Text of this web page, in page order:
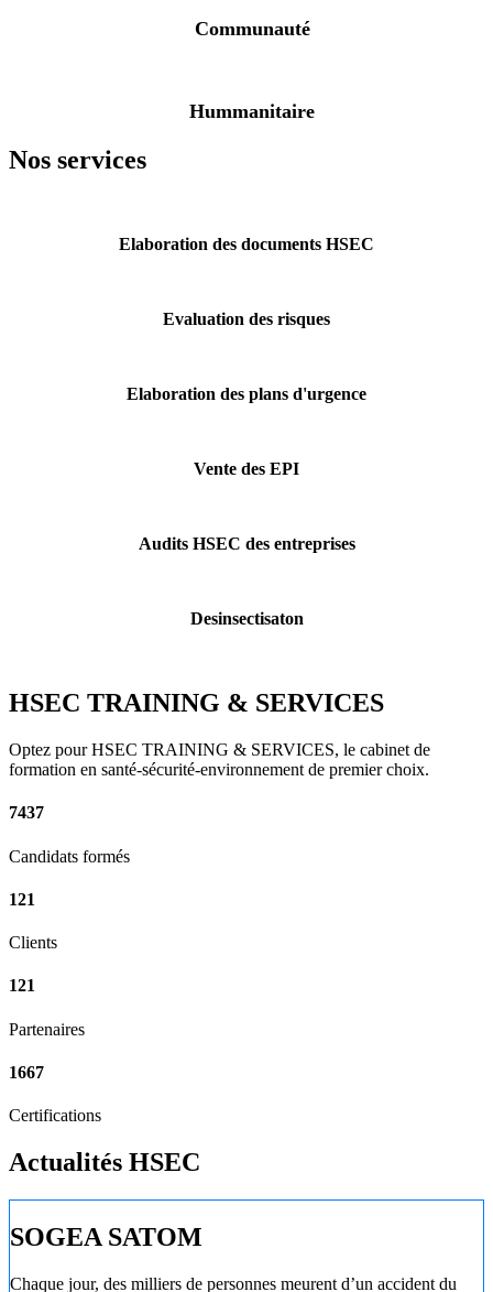
Communauté
Hummanitaire
Nos services
Elaboration des documents HSEC
Evaluation des risques
Elaboration des plans d'urgence
Vente des EPI
Audits HSEC des entreprises
Desinsectisaton
HSEC TRAINING & SERVICES
Optez pour HSEC TRAINING & SERVICES, le cabinet de
formation en santé-sécurité-environnement de premier choix.
7437
Candidats formés
121
Clients
121
Partenaires
1667
Certifications
Actualités HSEC
SOGEA SATOM
Chaque jour, des milliers de personnes meurent d’un accident du